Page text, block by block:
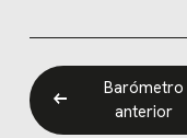
Barómetro
anterior